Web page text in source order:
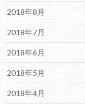
2018年8月
2018年7月
2018年6月
2018年5月
2018年4月